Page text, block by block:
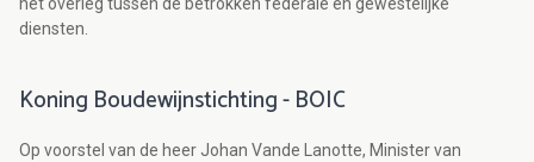
diensten.
Koning Boudewijnstichting - BOIC
Op voorstel van de heer Johan Vande Lanotte, Minister van